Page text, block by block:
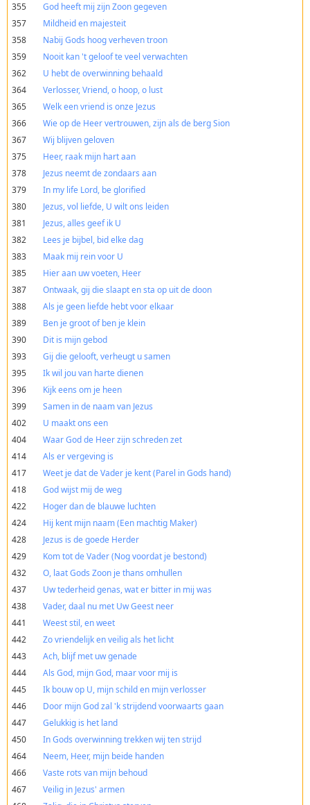
355
God heeft mij zijn Zoon gegeven
357
Mildheid en majesteit
358
Nabij Gods hoog verheven troon
359
Nooit kan 't geloof te veel verwachten
362
U hebt de overwinning behaald
364
Verlosser, Vriend, o hoop, o lust
365
Welk een vriend is onze Jezus
366
Wie op de Heer vertrouwen, zijn als de berg Sion
367
Wij blijven geloven
375
Heer, raak mijn hart aan
378
Jezus neemt de zondaars aan
379
In my life Lord, be glorified
380
Jezus, vol liefde, U wilt ons leiden
381
Jezus, alles geef ik U
382
Lees je bijbel, bid elke dag
383
Maak mij rein voor U
385
Hier aan uw voeten, Heer
387
Ontwaak, gij die slaapt en sta op uit de doon
388
Als je geen liefde hebt voor elkaar
389
Ben je groot of ben je klein
390
Dit is mijn gebod
393
Gij die gelooft, verheugt u samen
395
Ik wil jou van harte dienen
396
Kijk eens om je heen
399
Samen in de naam van Jezus
402
U maakt ons een
404
Waar God de Heer zijn schreden zet
414
Als er vergeving is
417
Weet je dat de Vader je kent (Parel in Gods hand)
418
God wijst mij de weg
422
Hoger dan de blauwe luchten
424
Hij kent mijn naam (Een machtig Maker)
428
Jezus is de goede Herder
429
Kom tot de Vader (Nog voordat je bestond)
432
O, laat Gods Zoon je thans omhullen
437
Uw tederheid genas, wat er bitter in mij was
438
Vader, daal nu met Uw Geest neer
441
Weest stil, en weet
442
Zo vriendelijk en veilig als het licht
443
Ach, blijf met uw genade
444
Als God, mijn God, maar voor mij is
445
Ik bouw op U, mijn schild en mijn verlosser
446
Door mijn God zal 'k strijdend voorwaarts gaan
447
Gelukkig is het land
450
In Gods overwinning trekken wij ten strijd
464
Neem, Heer, mijn beide handen
466
Vaste rots van mijn behoud
467
Veilig in Jezus' armen